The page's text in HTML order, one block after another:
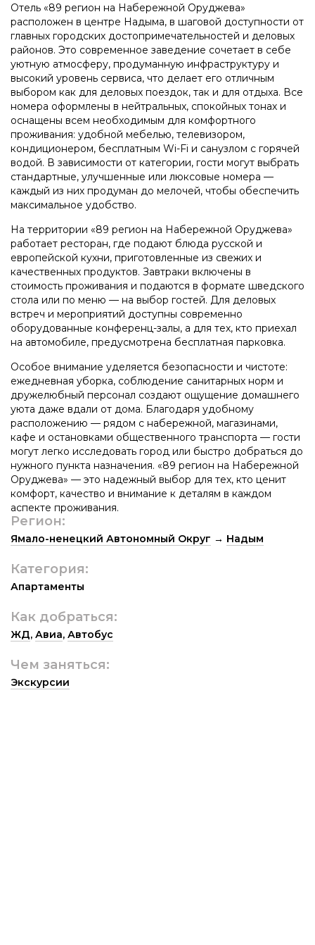
Отель «89 регион на Набережной Оруджева»
расположен в центре Надыма, в шаговой доступности от
главных городских достопримечательностей и деловых
районов. Это современное заведение сочетает в себе
уютную атмосферу, продуманную инфраструктуру и
высокий уровень сервиса, что делает его отличным
выбором как для деловых поездок, так и для отдыха. Все
номера оформлены в нейтральных, спокойных тонах и
оснащены всем необходимым для комфортного
проживания: удобной мебелью, телевизором,
кондиционером, бесплатным Wi-Fi и санузлом с горячей
водой. В зависимости от категории, гости могут выбрать
стандартные, улучшенные или люксовые номера —
каждый из них продуман до мелочей, чтобы обеспечить
максимальное удобство.
На территории «89 регион на Набережной Оруджева»
работает ресторан, где подают блюда русской и
европейской кухни, приготовленные из свежих и
качественных продуктов. Завтраки включены в
стоимость проживания и подаются в формате шведского
стола или по меню — на выбор гостей. Для деловых
встреч и мероприятий доступны современно
оборудованные конференц-залы, а для тех, кто приехал
на автомобиле, предусмотрена бесплатная парковка.
Особое внимание уделяется безопасности и чистоте:
ежедневная уборка, соблюдение санитарных норм и
дружелюбный персонал создают ощущение домашнего
уюта даже вдали от дома. Благодаря удобному
расположению — рядом с набережной, магазинами,
кафе и остановками общественного транспорта — гости
могут легко исследовать город или быстро добраться до
нужного пункта назначения. «89 регион на Набережной
Оруджева» — это надежный выбор для тех, кто ценит
комфорт, качество и внимание к деталям в каждом
аспекте проживания.
Регион:
Ямало-ненецкий Автономный Округ → Надым
Категория:
Апартаменты
Как добраться:
ЖД, Авиа, Автобус
Чем заняться:
Экскурсии